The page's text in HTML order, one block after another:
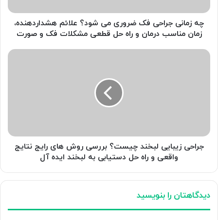
هشداردهنده،
زمان
مناسب
و
چه زمانی جراحی فک ضروری می شود؟ علائم هشداردهنده،
زمان مناسب درمان و راه حل قطعی مشکلات فک و صورت
جراحی
نتایج
واقعی
حل
به
جراحی زیبایی لبخند چیست؟ بررسی روش های رایج نتایج
واقعی و راه حل دستیابی به لبخند ایده آل
دیدگاهتان را بنویسید